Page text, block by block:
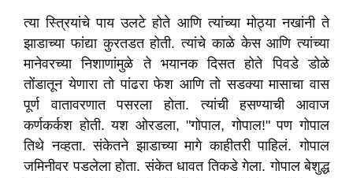
त्या स्त्रियांचे पाय उलटे होते आणि त्यांच्या मोठ्या नखांनी ते
झाडाच्या फांद्या कुरतडत होती. त्यांचे काळे केस आणि त्यांच्या
मानेवरच्या निशाणांमुळे ते भयानक दिसत होते पिवडे डोळे
तोंडातून येणारा तो पांढरा फेश आणि तो सडक्या मासाचा वास
पूर्ण वातावरणात पसरला होता. त्यांची हसण्याची आवाज
कर्णकर्कश होती. यश ओरडला, "गोपाल, गोपाल!" पण गोपाल
तिथे नव्हता. संकेतने झाडाच्या मागे काहीतरी पाहिलं. गोपाल
जमिनीवर पडलेला होता. संकेत धावत तिकडे गेला. गोपाल बेशुद्ध